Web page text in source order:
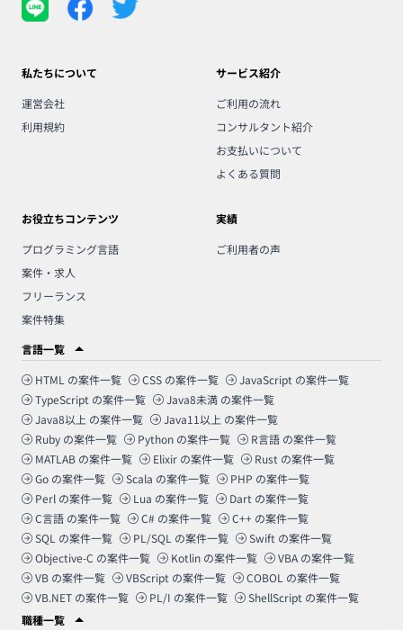
私たちについて
運営会社
利用規約
サービス紹介
ご利用の流れ
コンサルタント紹介
お支払いについて
よくある質問
お役立ちコンテンツ
プログラミング言語
案件・求人
フリーランス
案件特集
実績
ご利用者の声
言語一覧
HTML の案件一覧 CSS の案件一覧 JavaScript の案件一覧
TypeScript の案件一覧 Java8未満 の案件一覧
Java8以上 の案件一覧 Java11以上 の案件一覧
Ruby の案件一覧 Python の案件一覧 R言語 の案件一覧
MATLAB の案件一覧 Elixir の案件一覧 Rust の案件一覧
Go の案件一覧 Scala の案件一覧 PHP の案件一覧
Perl の案件一覧 Lua の案件一覧 Dart の案件一覧
C言語 の案件一覧 C# の案件一覧 C++ の案件一覧
SQL の案件一覧 PL/SQL の案件一覧 Swift の案件一覧
Objective-C の案件一覧 Kotlin の案件一覧 VBA の案件一覧
VB の案件一覧 VBScript の案件一覧 COBOL の案件一覧
VB.NET の案件一覧 PL/I の案件一覧 ShellScript の案件一覧
職種一覧